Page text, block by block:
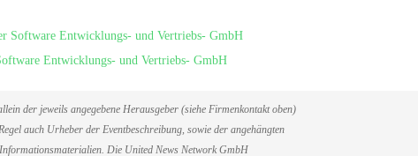
Software Entwicklungs- und Vertriebs- GmbH
Entwicklungs- und Vertriebs- GmbH
der jeweils angegebene Herausgeber (siehe Firmenkontakt oben)
auch Urheber der Eventbeschreibung, sowie der angehängten
Die United News Network GmbH